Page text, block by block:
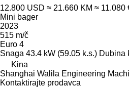
12.800 USD ≈ 21.660 KM ≈ 11.080
Mini bager
2023
515 m/č
Euro 4
Snaga 43.4 kW (59.05 k.s.) Dubina
Kina
Shanghai Walila Engineering
Kontaktirajte prodavca